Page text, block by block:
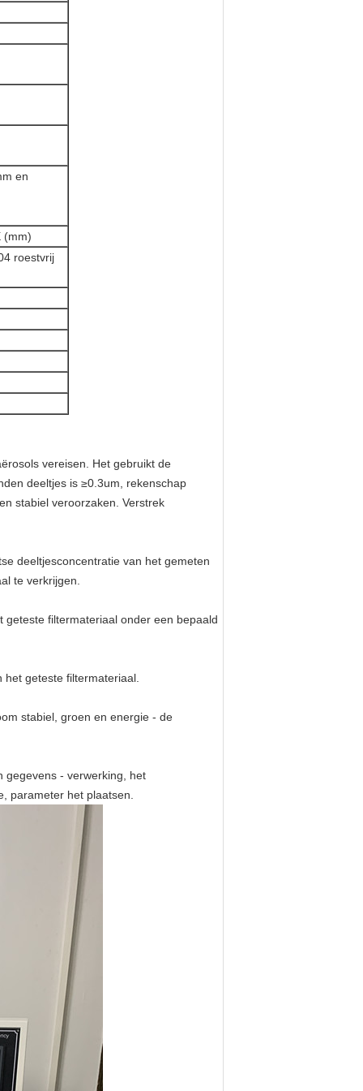
en
(mm)
roestvrij
vereisen. Het gebruikt de
deeltjes is ≥0.3um, rekenschap
stabiel veroorzaken. Verstrek
deeltjesconcentratie van het gemeten
te verkrijgen.
filtermateriaal onder een bepaald
geteste filtermateriaal.
stabiel, groen en energie - de
gegevens - verwerking, het
parameter het plaatsen.